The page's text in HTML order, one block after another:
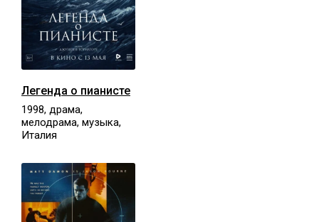
Легенда о пианисте
1998, драма,
мелодрама, музыка,
Италия